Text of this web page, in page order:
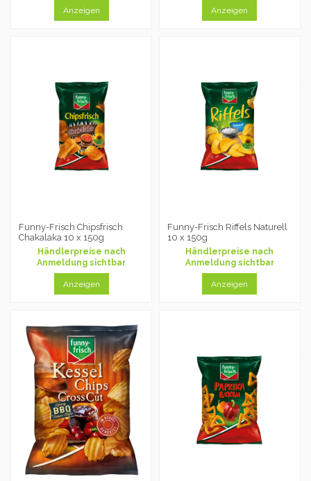
Anzeigen Anzeigen
Funny-Frisch Chipsfrisch
Chakalaka 10 x 150g
Händlerpreise nach
Anmeldung sichtbar
Anzeigen
Funny-Frisch Riffels Naturell
10 x 150g
Händlerpreise nach
Anmeldung sichtbar
Anzeigen